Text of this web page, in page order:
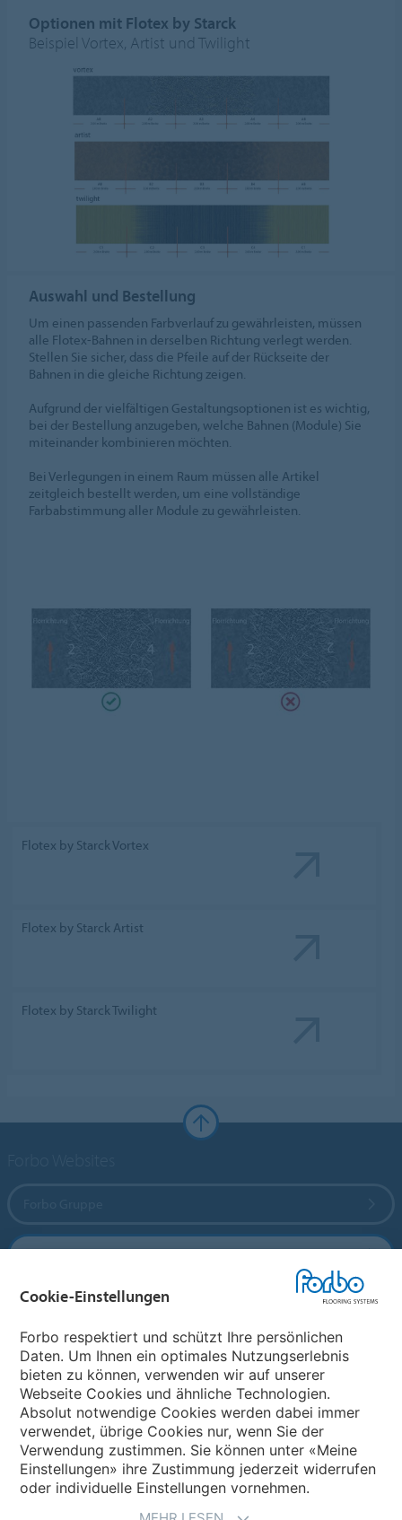
Optionen mit Flotex by Starck
Beispiel Vortex, Artist und Twilight
Auswahl und Bestellung
Um einen passenden Farbverlauf zu gewährleisten, müssen
alle Flotex-Bahnen in derselben Richtung verlegt werden.
Stellen Sie sicher, dass die Pfeile auf der Rückseite der
Bahnen in die gleiche Richtung zeigen.
Aufgrund der vielfältigen Gestaltungsoptionen ist es wichtig,
bei der Bestellung anzugeben, welche Bahnen (Module) Sie
miteinander kombinieren möchten.
Bei Verlegungen in einem Raum müssen alle Artikel
zeitgleich bestellt werden, um eine vollständige
Farbabstimmung aller Module zu gewährleisten.
Flotex by Starck Vortex
Flotex by Starck Artist
Flotex by Starck Twilight
Forbo Flooring Systems
Forbo Movement Systems
Land auswählen
Land auswählen
Cookie-Einstellungen
Forbo respektiert und schützt Ihre persönlichen
Daten. Um Ihnen ein optimales Nutzungserlebnis
bieten zu können, verwenden wir auf unserer
Webseite Cookies und ähnliche Technologien.
Absolut notwendige Cookies werden dabei immer
verwendet, übrige Cookies nur, wenn Sie der
Verwendung zustimmen. Sie können unter «Meine
Einstellungen» ihre Zustimmung jederzeit widerrufen
oder individuelle Einstellungen vornehmen.